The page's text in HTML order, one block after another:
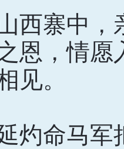
西寨中，
恩，情
见。
灼命马军